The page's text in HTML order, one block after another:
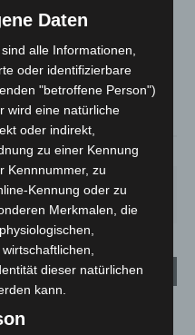
°C °
°
s 67%
° 30° 35
Daten
alle Informationen,
oder identifizierbare
"betroffene Person")
wird eine natürliche
oder indirekt,
zu einer Kennung
Kennnummer, zu
Kennung oder zu
Merkmalen, die
dieser natürlichen
kann.